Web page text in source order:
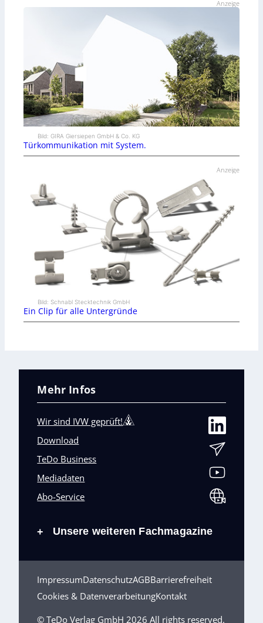
Anzeige
Bild: GIRA Giersiepen GmbH & Co. KG
Türkommunikation mit System.
Anzeige
Bild: Schnabl Stecktechnik GmbH
Ein Clip für alle Untergründe
Mehr Infos
Wir sind IVW geprüft!
Download
TeDo Business
Mediadaten
Abo-Service
+ Unsere weiteren Fachmagazine
ImpressumDatenschutzAGBBarrierefreiheit
Cookies & DatenverarbeitungKontakt
© TeDo Verlag GmbH 2026 All rights reserved.